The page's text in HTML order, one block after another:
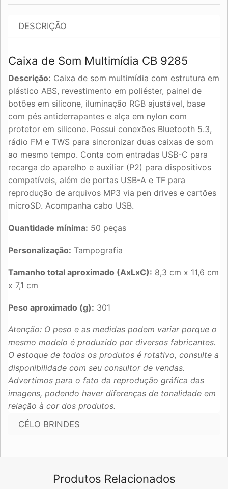
DESCRIÇÃO
Caixa de Som Multimídia CB 9285
Descrição: Caixa de som multimídia com estrutura em
plástico ABS, revestimento em poliéster, painel de
botões em silicone, iluminação RGB ajustável, base
com pés antiderrapantes e alça em nylon com
protetor em silicone. Possui conexões Bluetooth 5.3,
rádio FM e TWS para sincronizar duas caixas de som
ao mesmo tempo. Conta com entradas USB-C para
recarga do aparelho e auxiliar (P2) para dispositivos
compatíveis, além de portas USB-A e TF para
reprodução de arquivos MP3 via pen drives e cartões
microSD. Acompanha cabo USB.
Quantidade mínima: 50 peças
Personalização: Tampografia
Tamanho total aproximado (AxLxC): 8,3 cm x 11,6 cm
x 7,1 cm
Peso aproximado (g): 301
Atenção: O peso e as medidas podem variar porque o
mesmo modelo é produzido por diversos fabricantes.
O estoque de todos os produtos é rotativo, consulte a
disponibilidade com seu consultor de vendas.
Advertimos para o fato da reprodução gráfica das
imagens, podendo haver diferenças de tonalidade em
relação à cor dos produtos.
CÉLO BRINDES
Produtos Relacionados